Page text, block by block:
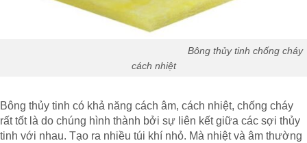
Bông thủy tinh chống cháy
cách nhiệt
Bông thủy tinh có khả năng cách âm, cách nhiệt, chống cháy
rất tốt là do chúng hình thành bởi sự liên kết giữa các sợi thủy
tinh với nhau. Tạo ra nhiều túi khí nhỏ. Mà nhiệt và âm thường